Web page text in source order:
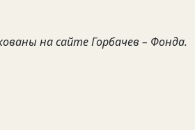
на сайте Горбачев – Фонда.